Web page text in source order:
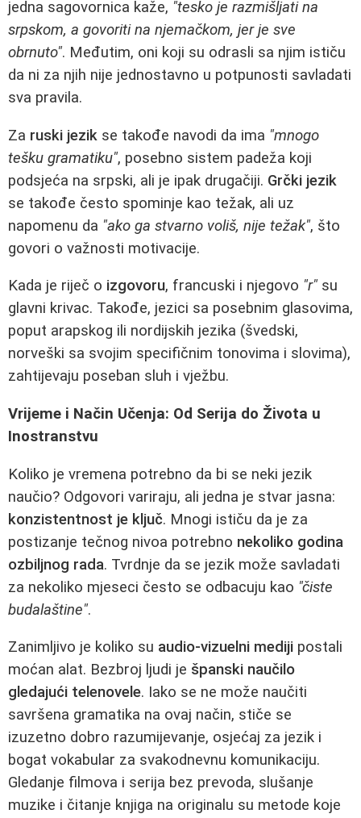
jedna sagovornica kaže, "tesko je razmišljati na
srpskom, a govoriti na njemačkom, jer je sve
obrnuto". Međutim, oni koji su odrasli sa njim ističu
da ni za njih nije jednostavno u potpunosti savladati
sva pravila.
Za ruski jezik se takođe navodi da ima "mnogo
tešku gramatiku", posebno sistem padeža koji
podsjeća na srpski, ali je ipak drugačiji. Grčki jezik
se takođe često spominje kao težak, ali uz
napomenu da "ako ga stvarno voliš, nije težak", što
govori o važnosti motivacije.
Kada je riječ o izgovoru, francuski i njegovo "r" su
glavni krivac. Takođe, jezici sa posebnim glasovima,
poput arapskog ili nordijskih jezika (švedski,
norveški sa svojim specifičnim tonovima i slovima),
zahtijevaju poseban sluh i vježbu.
Vrijeme i Način Učenja: Od Serija do Života u
Inostranstvu
Koliko je vremena potrebno da bi se neki jezik
naučio? Odgovori variraju, ali jedna je stvar jasna:
konzistentnost je ključ. Mnogi ističu da je za
postizanje tečnog nivoa potrebno nekoliko godina
ozbiljnog rada. Tvrdnje da se jezik može savladati
za nekoliko mjeseci često se odbacuju kao "čiste
budalaštine".
Zanimljivo je koliko su audio-vizuelni mediji postali
moćan alat. Bezbroj ljudi je španski naučilo
gledajući telenovele. Iako se ne može naučiti
savršena gramatika na ovaj način, stiče se
izuzetno dobro razumijevanje, osjećaj za jezik i
bogat vokabular za svakodnevnu komunikaciju.
Gledanje filmova i serija bez prevoda, slušanje
muzike i čitanje knjiga na originalu su metode koje